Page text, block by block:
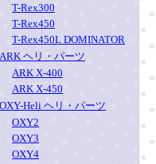
T-Rex300
T-Rex450
T-Rex450L DOMINATOR
ARK ヘリ・パーツ
ARK X-400
ARK X-450
OXY-Heli ヘリ・パーツ
OXY2
OXY3
OXY4